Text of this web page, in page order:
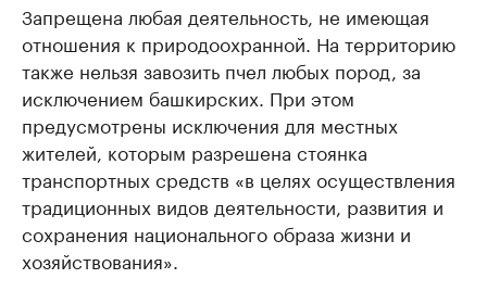
Запрещена любая деятельность, не имеющая
отношения к природоохранной. На территорию
также нельзя завозить пчел любых пород, за
исключением башкирских. При этом
предусмотрены исключения для местных
жителей, которым разрешена стоянка
транспортных средств «в целях осуществления
традиционных видов деятельности, развития и
сохранения национального образа жизни и
хозяйствования».